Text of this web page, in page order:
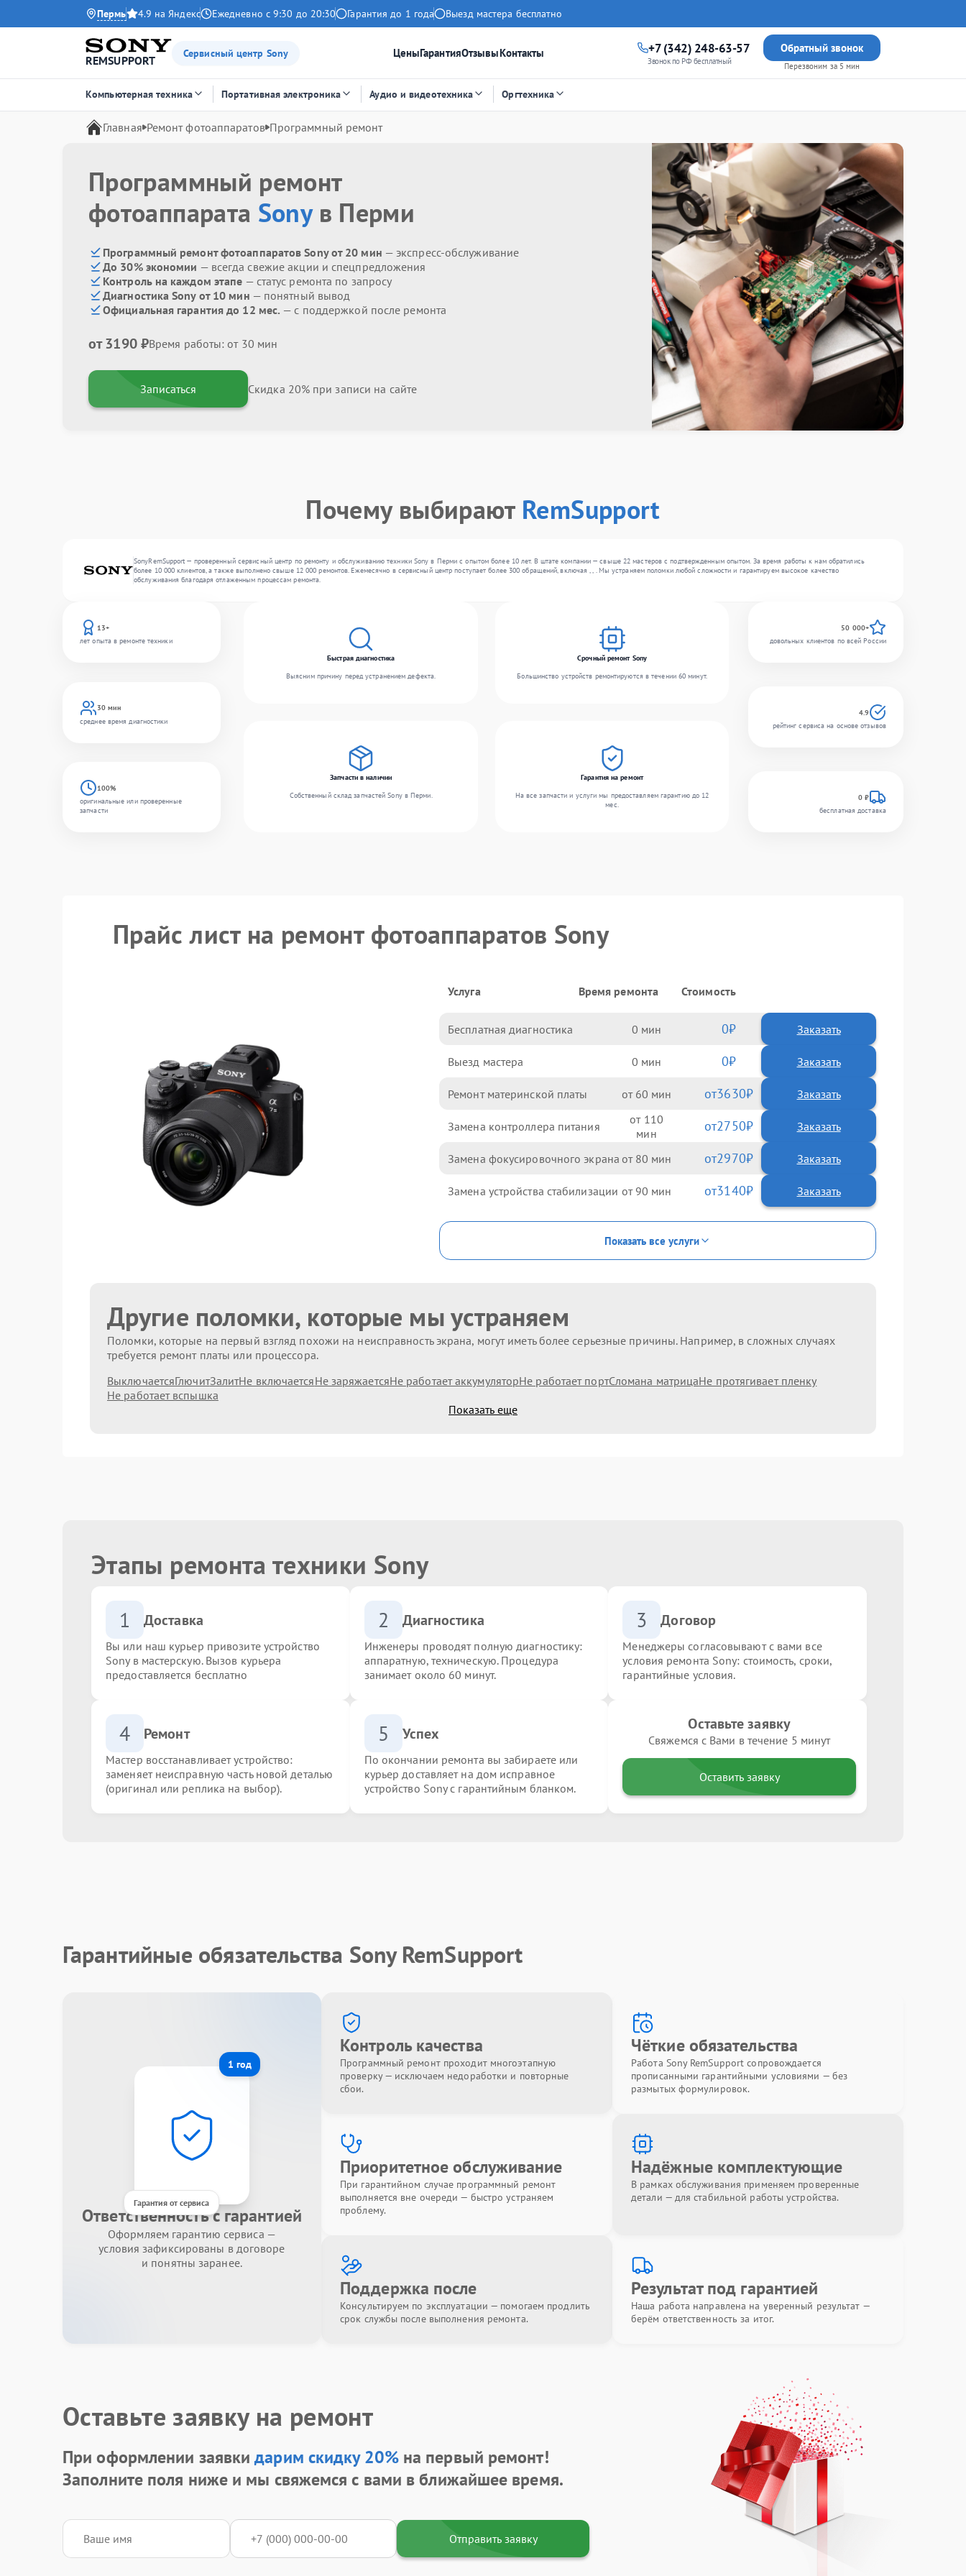
Пермь 4.9 на Яндекс Ежедневно с 9:30 до 20:30 Гарантия до 1 года Выезд мастера бесплатно
REMSUPPORT
Сервисный центр Sony ЦеныГарантияОтзывыКонтакты +7 (342) 248-63-57
Звонок по РФ бесплатный
Обратный звонок
Перезвоним за 5 мин
Компьютерная техника Портативная электроника Аудио и видеотехника Оргтехника
Главная Ремонт фотоаппаратов Программный ремонт
Программный ремонт
фотоаппарата Sonyв Перми
Программный ремонт фотоаппаратов Sony от 20 мин — экспресс-обслуживание
До 30% экономии — всегда свежие акции и спецпредложения
Контроль на каждом этапе — статус ремонта по запросу
Диагностика Sony от 10 мин — понятный вывод
Официальная гарантия до 12 мес. — с поддержкой после ремонта
от 3190 ₽Время работы: от 30 мин
Записаться Скидка 20% при записи на сайте
Почему выбирают RemSupport
SonyRemSupport — проверенный сервисный центр по ремонту и обслуживанию техники Sony в Перми с опытом более 10 лет. В штате компании — свыше 22 мастеров с подтвержденным опытом. За время работы к нам обратились
более 10 000 клиентов, а также выполнено свыше 12 000 ремонтов. Ежемесячно в сервисный центр поступает более 300 обращений, включая , , . Мы устраняем поломки любой сложности и гарантируем высокое качество
обслуживания благодаря отлаженным процессам ремонта.
13+
лет опыта в ремонте техники
30 мин
среднее время диагностики
100%
оригинальные или проверенные
запчасти
Быстрая диагностика
Выясним причину перед устранением дефекта.
Срочный ремонт Sony
Большинство устройств ремонтируются в течении 60 минут.
Запчасти в наличии
Собственный склад запчастей Sony в Перми.
Гарантия на ремонт
На все запчасти и услуги мы предоставляем гарантию до 12
мес.
50 000+
довольных клиентов по всей России
4.9
рейтинг сервиса на основе отзывов
0 ₽
бесплатная доставка
Прайс лист на ремонт фотоаппаратов Sony
Услуга Время ремонта Стоимость
Бесплатная диагностика 0 0 Заказать
Выезд мастера 0 0 Заказать
Ремонт материнской платы 60 3630
Замена контроллера питания 110 2750
Замена фокусировочного экрана 80 2970
Замена устройства стабилизации 90 3140
Показать все услуги
Другие поломки, которые мы устраняем
Поломки, которые на первый взгляд похожи на неисправность экрана, могут иметь более серьезные причины. Например, в сложных случаях
требуется ремонт платы или процессора.
ВыключаетсяГлючитЗалитНе включаетсяНе заряжаетсяНе работает аккумуляторНе работает портСломана матрицаНе протягивает пленку
Не работает вспышка
Показать еще
Этапы ремонта техники Sony
1 Доставка
Вы или наш курьер привозите устройство
Sony в мастерскую. Вызов курьера
предоставляется бесплатно
2 Диагностика
Инженеры проводят полную диагностику:
аппаратную, техническую. Процедура
занимает около 60 минут.
3 Договор
Менеджеры согласовывают с вами все
условия ремонта Sony: стоимость, сроки,
гарантийные условия.
4 Ремонт
Мастер восстанавливает устройство:
заменяет неисправную часть новой деталью
(оригинал или реплика на выбор).
5 Успех
По окончании ремонта вы забираете или
курьер доставляет на дом исправное
устройство Sony с гарантийным бланком.
Оставьте заявку
Свяжемся с Вами в течение 5 минут
Оставить заявку
Гарантийные обязательства Sony RemSupport
1 год
Гарантия от сервиса
Ответственность с гарантией
Оформляем гарантию сервиса —
условия зафиксированы в договоре
и понятны заранее.
Контроль качества
Программный ремонт проходит многоэтапную
проверку — исключаем недоработки и повторные
сбои.
Чёткие обязательства
Работа Sony RemSupport сопровождается
прописанными гарантийными условиями — без
размытых формулировок.
Приоритетное обслуживание
При гарантийном случае программный ремонт
выполняется вне очереди — быстро устраняем
проблему.
Надёжные комплектующие
В рамках обслуживания применяем проверенные
детали — для стабильной работы устройства.
Поддержка после
Консультируем по эксплуатации — помогаем продлить
срок службы после выполнения ремонта.
Результат под гарантией
Наша работа направлена на уверенный результат —
берём ответственность за итог.
Оставьте заявку на ремонт
При оформлении заявкидарим скидку 20%на первый ремонт!
Заполните поля ниже и мы свяжемся с вами в ближайшее время.
Отправить заявку